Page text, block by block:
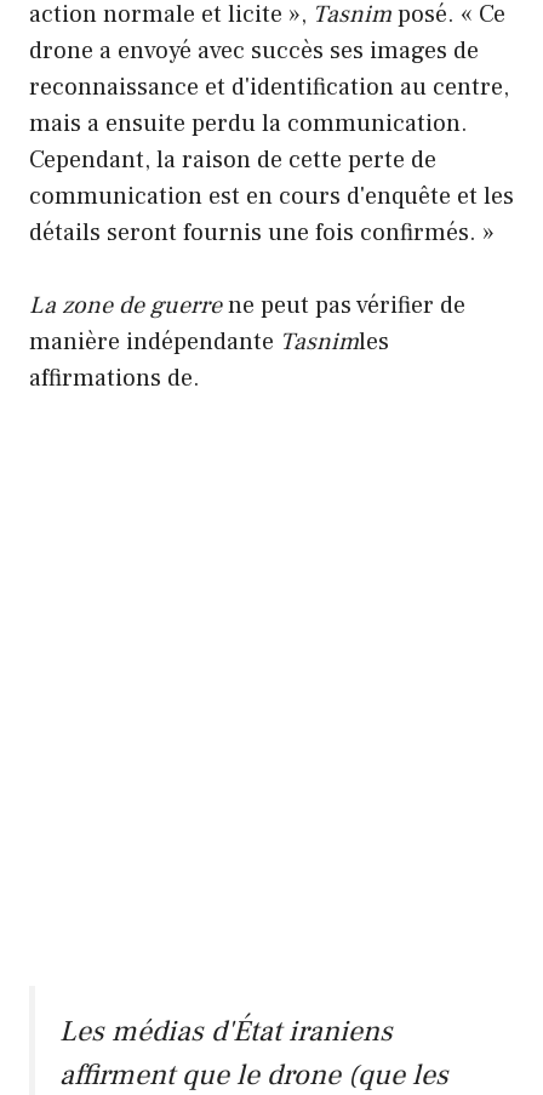
action normale et licite », Tasnimposé. « Ce
drone a envoyé avec succès ses images de
reconnaissance et d'identification au centre,
mais a ensuite perdu la communication.
Cependant, la raison de cette perte de
communication est en cours d'enquête et les
détails seront fournis une fois confirmés. »
La zone de guerrene peut pas vérifier de
manière indépendante Tasnimles
affirmations de.
Les médias d'État iraniens
affirment que le drone (que les